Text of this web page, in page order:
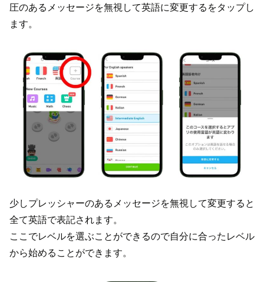
圧のあるメッセージを無視して英語に変更するをタップし
ます。
少しプレッシャーのあるメッセージを無視して変更すると
全て英語で表記されます。
ここでレベルを選ぶことができるので自分に合ったレベル
から始めることができます。